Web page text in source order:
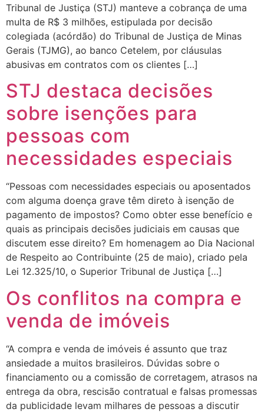
Tribunal de Justiça (STJ) manteve a cobrança de uma
multa de R$ 3 milhões, estipulada por decisão
colegiada (acórdão) do Tribunal de Justiça de Minas
Gerais (TJMG), ao banco Cetelem, por cláusulas
abusivas em contratos com os clientes […]
STJ destaca decisões
sobre isenções para
pessoas com
necessidades especiais
“Pessoas com necessidades especiais ou aposentados
com alguma doença grave têm direto à isenção de
pagamento de impostos? Como obter esse benefício e
quais as principais decisões judiciais em causas que
discutem esse direito? Em homenagem ao Dia Nacional
de Respeito ao Contribuinte (25 de maio), criado pela
Lei 12.325/10, o Superior Tribunal de Justiça […]
Os conflitos na compra e
venda de imóveis
“A compra e venda de imóveis é assunto que traz
ansiedade a muitos brasileiros. Dúvidas sobre o
financiamento ou a comissão de corretagem, atrasos na
entrega da obra, rescisão contratual e falsas promessas
da publicidade levam milhares de pessoas a discutir